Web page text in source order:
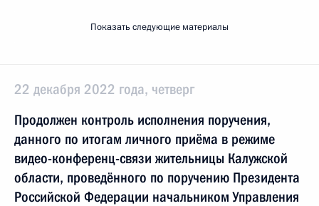
Показать следующие материалы
22 декабря 2022 года, четверг
Продолжен контроль исполнения поручения,
данного по итогам личного приёма в режиме
видео-конференц-связи жительницы Калужской
области, проведённого по поручению Президента
Российской Федерации начальником Управления